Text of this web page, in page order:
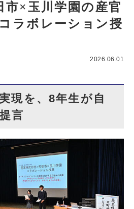
市×玉川学園の産官
ラボレーション授
2026.06.01
現を、8年生が自
言